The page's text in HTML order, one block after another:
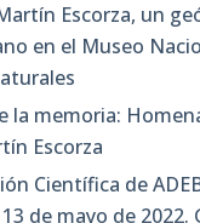
Escorza, un
en el Museo
la memoria:
Escorza
Científica de
de mayo de 2022.